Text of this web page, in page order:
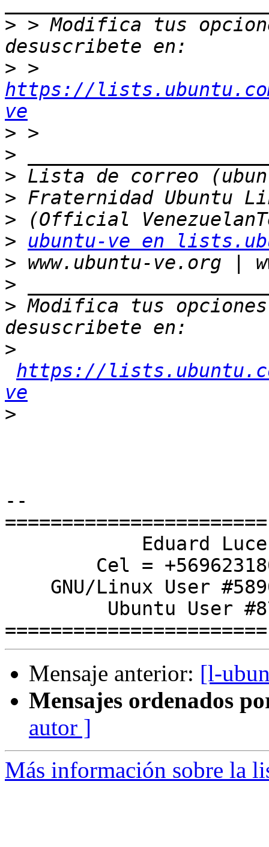
> > Modifica tus
>
https://
ve
>
>
>
>
>
>
ubuntu-ve en
>
>
> Modifica tus
>
https://
ve
>
--
=======================
Mensaje anterior: [l-
Mensajes ordenados
autor ]
Más información sobre la